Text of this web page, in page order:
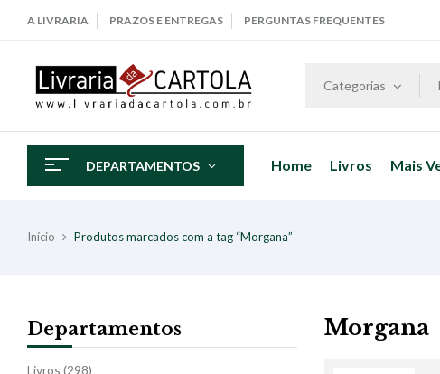
A LIVRARIA PRAZOS E ENTREGAS PERGUNTAS FREQUENTES
Categorias
DEPARTAMENTOS Home Livros Mais
Início Produtos marcados com a tag “Morgana”
Departamentos
Livros (298)
Morgana